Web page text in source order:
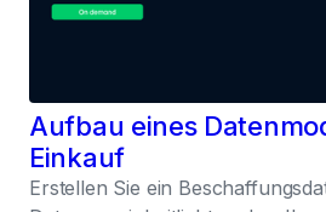
Aufbau eines
Einkauf
Erstellen Sie ein